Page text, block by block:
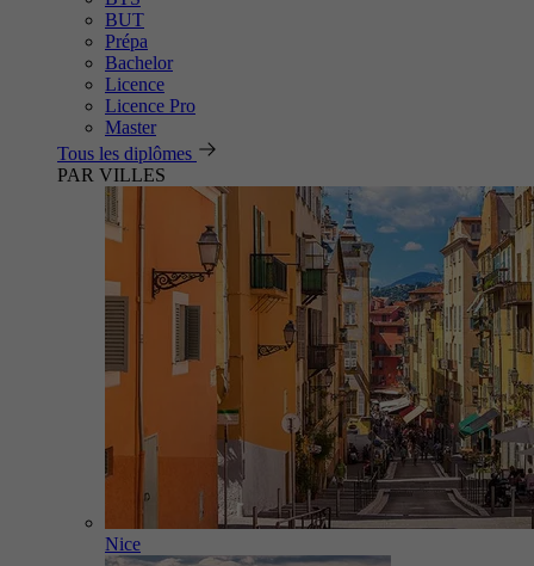
BUT
Prépa
Bachelor
Licence
Licence Pro
Master
Tous les diplômes
PAR VILLES
Nice